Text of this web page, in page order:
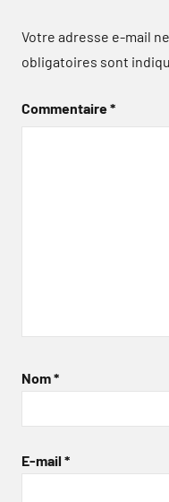
Votre adresse e-mail
obligatoires sont
Commentaire*
Nom*
E-mail *